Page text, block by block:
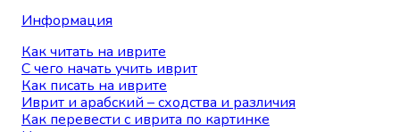
Информация
Как читать на иврите
С чего начать учить иврит
Как писать на иврите
Иврит и арабский – сходства и различия
Как перевести с иврита по картинке